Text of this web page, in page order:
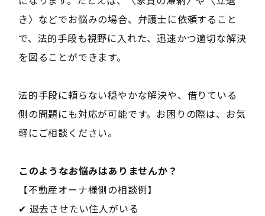
き〉などでお悩みの場合、弁護士に依頼すること
で、法的手段も視野に入れた、迅速かつ適切な解決
を図ることができます。
法的手段に頼らない穏やかな解決や、借りている
側の問題にも対応が可能です。お困りの際は、お気
軽にご相談ください。
――このようなお悩みはありませんか？――
【不動産オーナ様側の相談例】
✔ 退去させたい住人がいる